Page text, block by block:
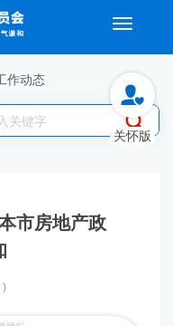
主要内容区域
Toggle
作动态
市房地产政
)
关怀版